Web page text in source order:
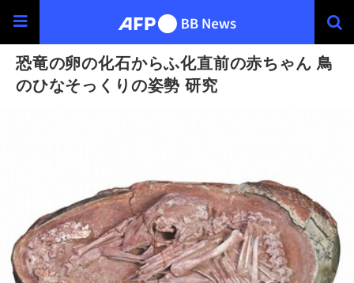
恐竜の卵の化石からふ化直前の赤ちゃん 鳥
のひなそっくりの姿勢 研究